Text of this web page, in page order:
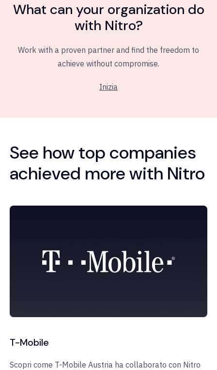
What can your organization do
with Nitro?
Work with a proven partner and find the freedom to
achieve without compromise.
Inizia
See how top companies
achieved more with Nitro
T-Mobile
Scopri come T-Mobile Austria ha collaborato con Nitro